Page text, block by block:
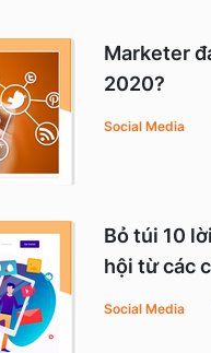
Marketer
2020?
Social Media
Bỏ túi 10
hội từ các
Social Media